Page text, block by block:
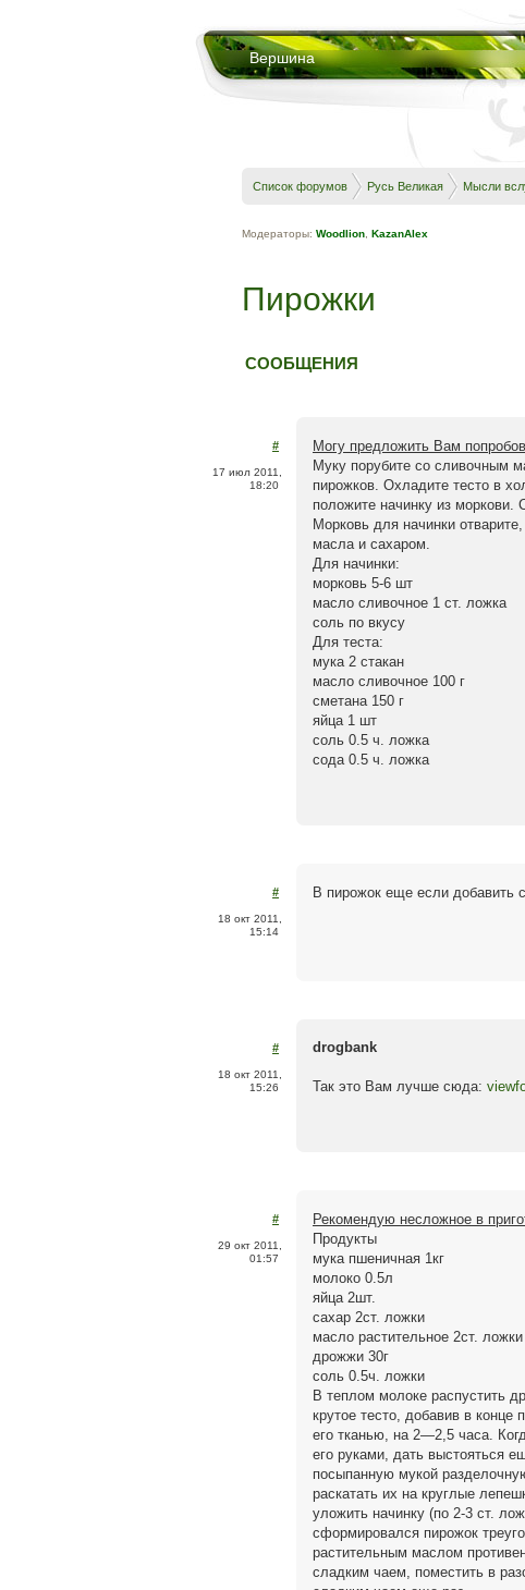
Вершина
Список форумов Русь Великая Мысли
Модераторы: Woodlion KazanAlex
Пирожки
СООБЩЕНИЯ
#
17 июл 2011,
18:20
Могу предложить Вам
Муку порубите со сливочным
пирожков. Охладите тесто в
положите начинку из
Морковь для начинки
масла и сахаром.
Для начинки:
морковь 5-6 шт
масло сливочное 1 ст. ложка
соль по вкусу
Для теста:
мука 2 стакан
масло сливочное 100 г
сметана 150 г
яйца 1 шт
соль 0.5 ч. ложка
сода 0.5 ч. ложка
#
18 окт 2011,
15:14
В пирожок еще если добавить
#
18 окт 2011,
15:26
drogbank
Так это Вам лучше сюда:
#
29 окт 2011,
01:57
Рекомендую несложное в
Продукты
мука пшеничная 1кг
молоко 0.5л
яйца 2шт.
сахар 2ст. ложки
масло растительное 2ст. ложки
дрожжи 30г
соль 0.5ч. ложки
В теплом молоке распустить
крутое тесто, добавив в
его тканью, на 2—2,5 часа.
его руками, дать выстояться
посыпанную мукой
раскатать их на круглые
уложить начинку (по 2-3 ст.
сформировался пирожок
растительным маслом
сладким чаем, поместить в